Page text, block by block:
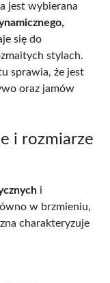
jest wybierana
się do
stylach.
sprawia, że jest
oraz jamów
i rozmiarze
i
w brzmieniu,
charakteryzuje